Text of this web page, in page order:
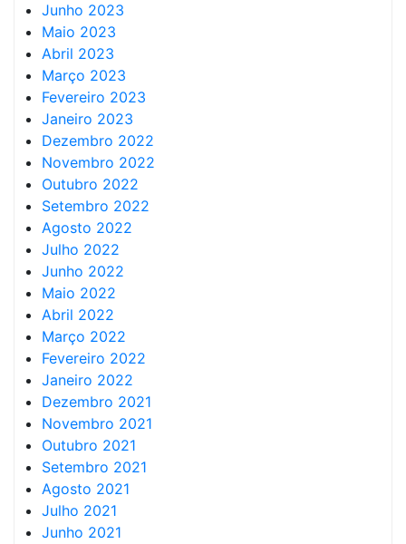
Junho 2023
Maio 2023
Abril 2023
Março 2023
Fevereiro 2023
Janeiro 2023
Dezembro 2022
Novembro 2022
Outubro 2022
Setembro 2022
Agosto 2022
Julho 2022
Junho 2022
Maio 2022
Abril 2022
Março 2022
Fevereiro 2022
Janeiro 2022
Dezembro 2021
Novembro 2021
Outubro 2021
Setembro 2021
Agosto 2021
Julho 2021
Junho 2021